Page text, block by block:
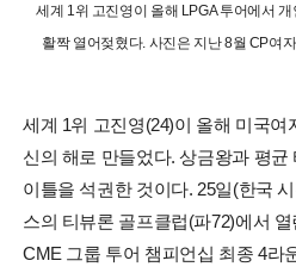
세계 1위 고진영이 올해 LPGA 투어에서
활짝 열어젖혔다. 사진은 지난 8월 CP여
세계 1위 고진영(24)이 올해 미국
신의 해로 만들었다. 상금왕과 평
이틀을 석권한 것이다. 25일(한국
스의 티뷰론 골프클럽(파72)에서
CME 그룹 투어 챔피언십 최종 4라